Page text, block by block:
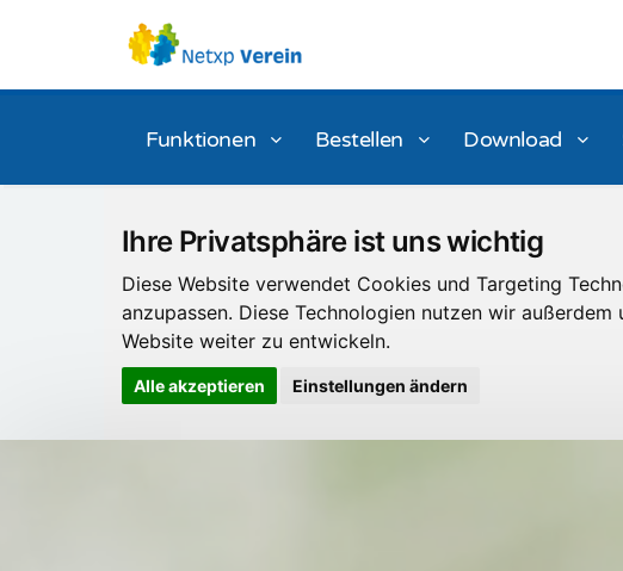
Ihre Privatsphäre ist uns wichtig
Diese Website verwendet Cookies und Targeting
anzupassen. Diese Technologien nutzen wir
Website weiter zu entwickeln.
Alle akzeptieren Einstellungen ändern
Funktionen Bestellen Download